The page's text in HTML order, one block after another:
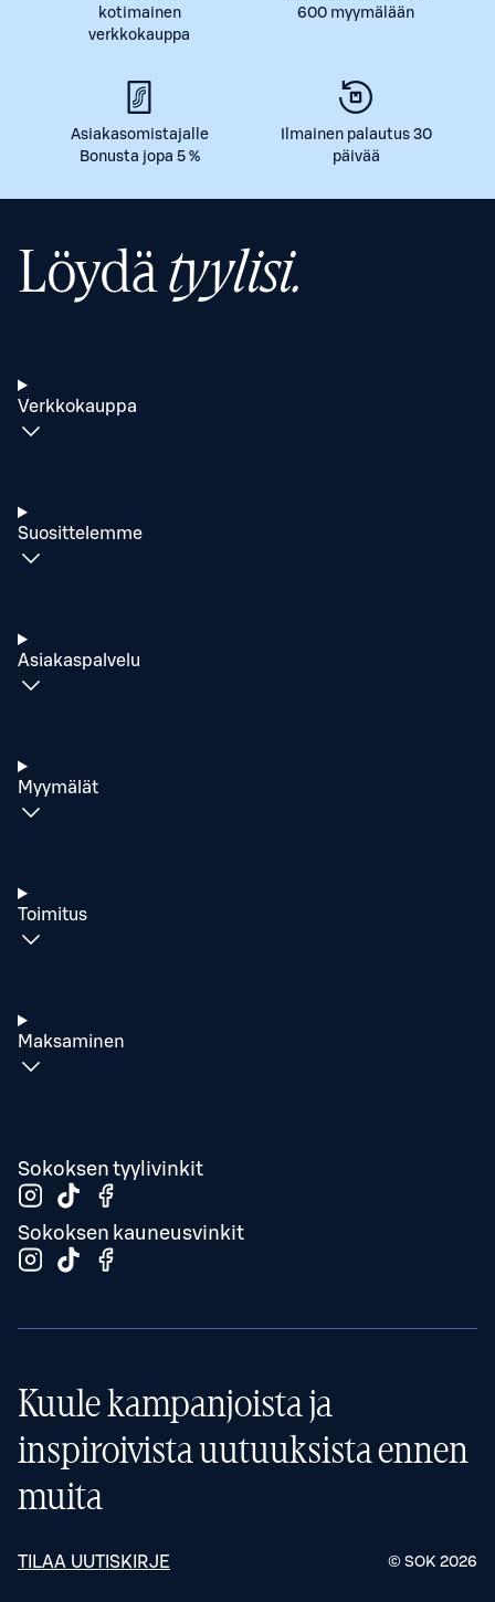
kotimainen
verkkokauppa
600 myymälään
Asiakasomistajalle
Bonusta jopa 5 %
Ilmainen palautus 30
päivää
Löydätyylisi.
Verkkokauppa
Suosittelemme
Asiakaspalvelu
Myymälät
Toimitus
Maksaminen
Sokoksen tyylivinkit
Sokoksen kauneusvinkit
Kuule kampanjoista ja
inspiroivista uutuuksista ennen
muita
TILAA UUTISKIRJE © SOK 2026